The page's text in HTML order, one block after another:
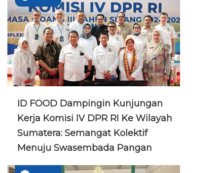
ID FOOD Dampingin Kunjungan
Kerja Komisi IV DPR RI Ke Wilayah
Sumatera: Semangat Kolektif
Menuju Swasembada Pangan